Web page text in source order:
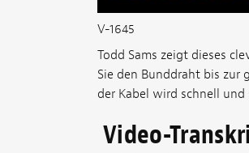
V-1645
Todd Sams zeigt dieses
Sie den Bunddraht bis zur
der Kabel wird schnell
Video-